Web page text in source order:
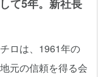
て5年。新社長
ロは、1961年の
元の信頼を得る会